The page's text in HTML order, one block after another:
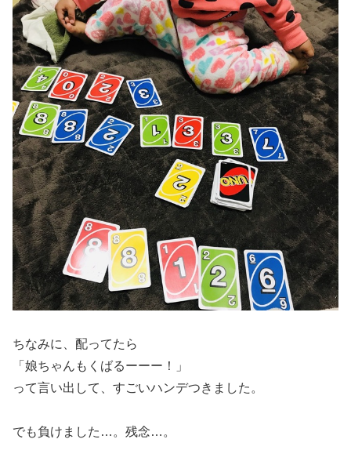
ちなみに、配ってたら
「娘ちゃんもくばるーーー！」
って言い出して、すごいハンデつきました。
でも負けました…。残念…。